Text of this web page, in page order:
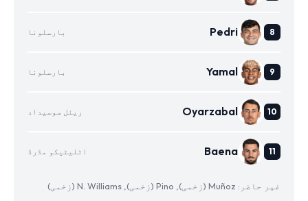
Pedri بارسلونا
Yamal بارسلونا
Oyarzabal ریئل سوسیداد
Baena اٹلیٹیکو مڈرڈ
غیر حاضر: Muñoz (زخمی), Pino (زخمی), N. Williams (زخمی)